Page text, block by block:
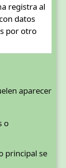
registra al
datos
por otro
aparecer
o
principal se